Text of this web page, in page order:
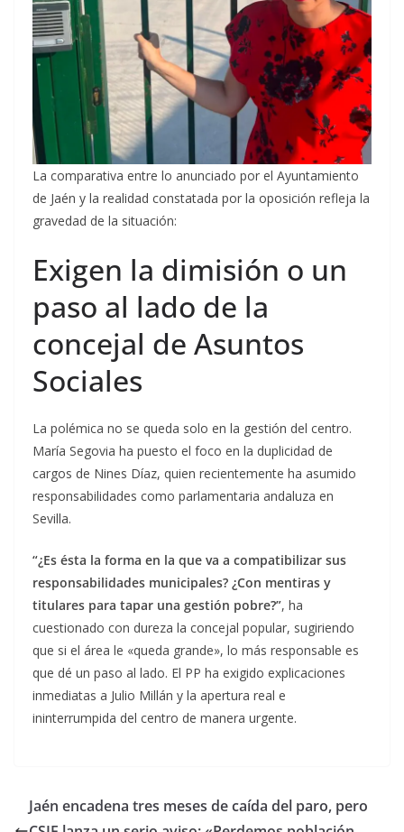
La comparativa entre lo anunciado por el Ayuntamiento
de Jaén y la realidad constatada por la oposición refleja la
gravedad de la situación:
Exigen la dimisión o un
paso al lado de la
concejal de Asuntos
Sociales
La polémica no se queda solo en la gestión del centro.
María Segovia ha puesto el foco en la duplicidad de
cargos de Nines Díaz, quien recientemente ha asumido
responsabilidades como parlamentaria andaluza en
Sevilla.
“¿Es ésta la forma en la que va a compatibilizar sus
responsabilidades municipales? ¿Con mentiras y
titulares para tapar una gestión pobre?”, ha
cuestionado con dureza la concejal popular, sugiriendo
que si el área le «queda grande», lo más responsable es
que dé un paso al lado. El PP ha exigido explicaciones
inmediatas a Julio Millán y la apertura real e
ininterrumpida del centro de manera urgente.
Jaén encadena tres meses de caída del paro, pero